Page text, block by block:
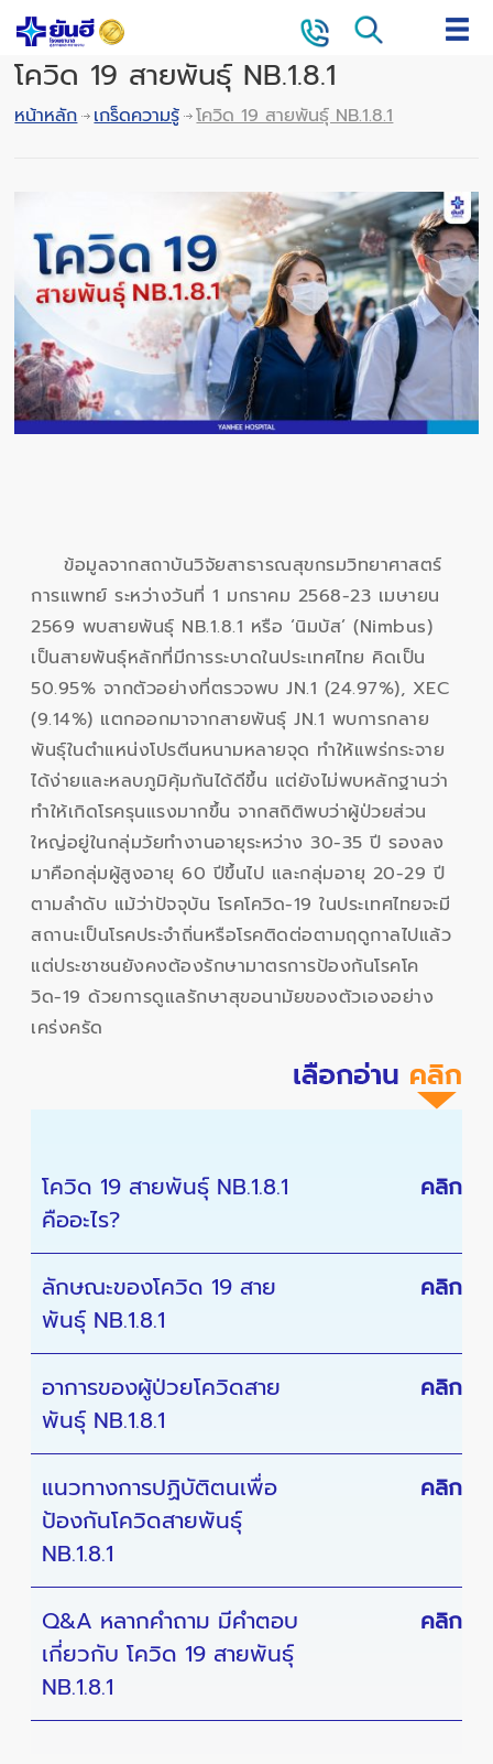
โควิด 19 สายพันธุ์ NB.1.8.1
หน้าหลัก เกร็ดความรู้ โควิด 19 สายพันธุ์ NB.1.8.1
ข้อมูลจากสถาบันวิจัยสาธารณสุขกรมวิทยาศาสตร์
การแพทย์ ระหว่างวันที่ 1 มกราคม 2568-23 เมษายน
2569 พบสายพันธุ์ NB.1.8.1 หรือ ‘นิมบัส’ (Nimbus)
เป็นสายพันธุ์หลักที่มีการระบาดในประเทศไทย คิดเป็น
50.95% จากตัวอย่างที่ตรวจพบ JN.1 (24.97%), XEC
(9.14%) แตกออกมาจากสายพันธุ์ JN.1 พบการกลาย
พันธุ์ในตำแหน่งโปรตีนหนามหลายจุด ทำให้แพร่กระจาย
ได้ง่ายและหลบภูมิคุ้มกันได้ดีขึ้น แต่ยังไม่พบหลักฐานว่า
ทำให้เกิดโรครุนแรงมากขึ้น จากสถิติพบว่าผู้ป่วยส่วน
ใหญ่อยู่ในกลุ่มวัยทำงานอายุระหว่าง 30-35 ปี รองลง
มาคือกลุ่มผู้สูงอายุ 60 ปีขึ้นไป และกลุ่มอายุ 20-29 ปี
ตามลำดับ แม้ว่าปัจจุบัน โรคโควิด-19 ในประเทศไทยจะมี
สถานะเป็นโรคประจำถิ่นหรือโรคติดต่อตามฤดูกาลไปแล้ว
แต่ประชาชนยังคงต้องรักษามาตรการป้องกันโรคโค
วิด-19 ด้วยการดูแลรักษาสุขอนามัยของตัวเองอย่าง
เคร่งครัด
โควิด 19 สายพันธุ์ NB.1.8.1
คืออะไร?
คลิก
ลักษณะของโควิด 19 สาย
พันธุ์ NB.1.8.1
คลิก
อาการของผู้ป่วยโควิดสาย
พันธุ์ NB.1.8.1
คลิก
แนวทางการปฏิบัติตนเพื่อ
ป้องกันโควิดสายพันธุ์
NB.1.8.1
คลิก
Q&A หลากคำถาม มีคำตอบ
เกี่ยวกับ โควิด 19 สายพันธุ์
NB.1.8.1
คลิก